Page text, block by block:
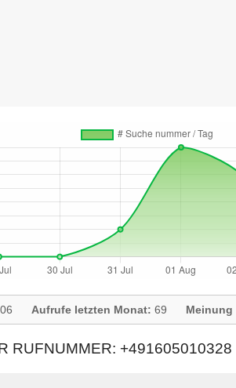
Aufrufe letzten Monat: 69 Meinung
RUFNUMMER: +491605010328